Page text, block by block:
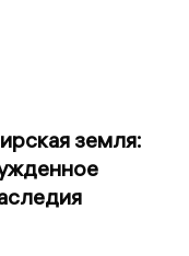
земля: